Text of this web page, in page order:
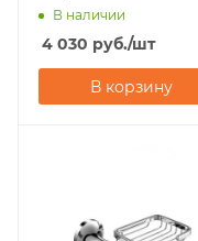
В наличии
4 030 руб./шт
В корзину